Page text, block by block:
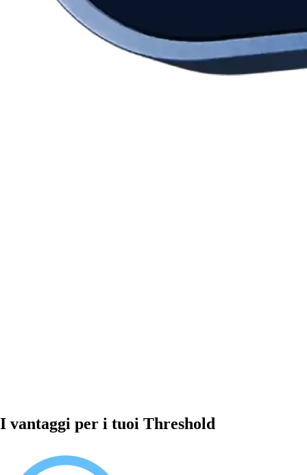
I vantaggi per i tuoi Threshold